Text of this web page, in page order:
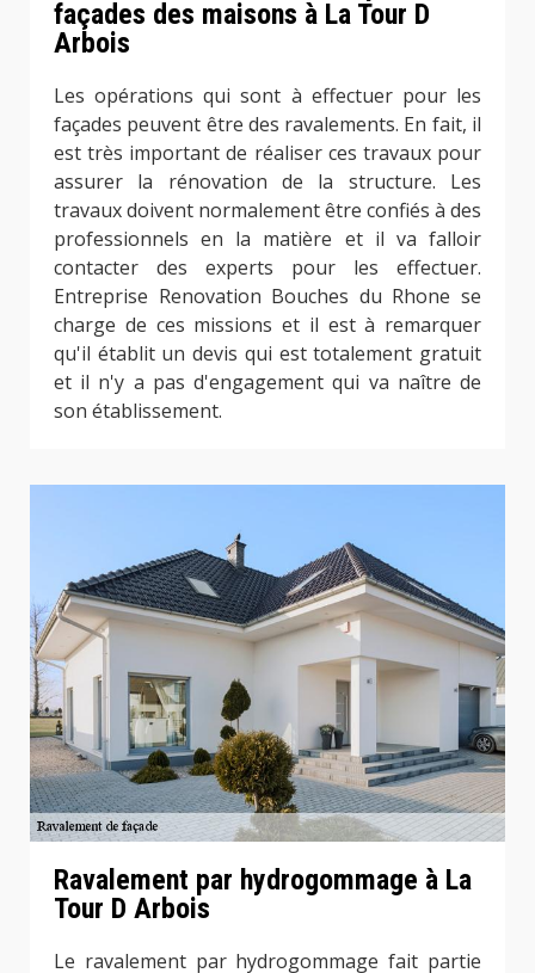
façades des maisons à La Tour D
Arbois
Les opérations qui sont à effectuer pour les
façades peuvent être des ravalements. En fait, il
est très important de réaliser ces travaux pour
assurer la rénovation de la structure. Les
travaux doivent normalement être confiés à des
professionnels en la matière et il va falloir
contacter des experts pour les effectuer.
Entreprise Renovation Bouches du Rhone se
charge de ces missions et il est à remarquer
qu'il établit un devis qui est totalement gratuit
et il n'y a pas d'engagement qui va naître de
son établissement.
Ravalement par hydrogommage à La
Tour D Arbois
Le ravalement par hydrogommage fait partie